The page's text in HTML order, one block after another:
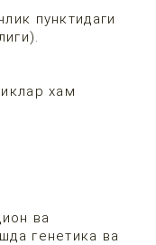
пунктидаги
хам
ва
генетика ва